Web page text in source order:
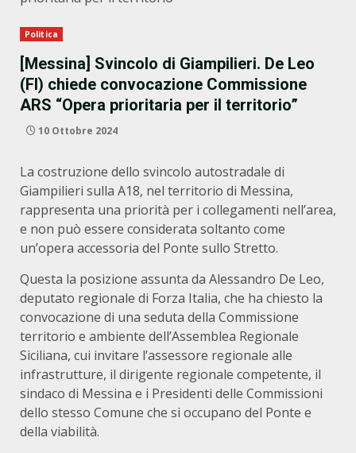
Politica
[Messina] Svincolo di Giampilieri. De Leo
(FI) chiede convocazione Commissione
ARS “Opera prioritaria per il territorio”
10 Ottobre 2024
La costruzione dello svincolo autostradale di
Giampilieri sulla A18, nel territorio di Messina,
rappresenta una priorità per i collegamenti nell’area,
e non può essere considerata soltanto come
un’opera accessoria del Ponte sullo Stretto.
Questa la posizione assunta da Alessandro De Leo,
deputato regionale di Forza Italia, che ha chiesto la
convocazione di una seduta della Commissione
territorio e ambiente dell’Assemblea Regionale
Siciliana, cui invitare l’assessore regionale alle
infrastrutture, il dirigente regionale competente, il
sindaco di Messina e i Presidenti delle Commissioni
dello stesso Comune che si occupano del Ponte e
della viabilità.